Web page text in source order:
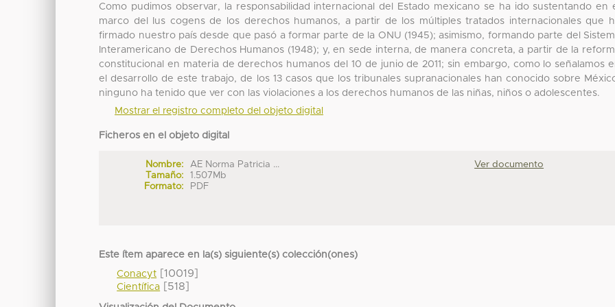
Como pudimos observar, la responsabilidad internacional del Estado mexicano se ha ido sustentando en
marco del Ius cogens de los derechos humanos, a partir de los múltiples tratados internacionales que
firmado nuestro país desde que pasó a formar parte de la ONU (1945); asimismo, formando parte del
Interamericano de Derechos Humanos (1948); y, en sede interna, de manera concreta, a partir de la
constitucional en materia de derechos humanos del 10 de junio de 2011; sin embargo, como lo señalamos
el desarrollo de este trabajo, de los 13 casos que los tribunales supranacionales han conocido sobre
ninguno ha tenido que ver con las violaciones a los derechos humanos de las niñas, niños o adolescentes.
Mostrar el registro completo del objeto digital
Ficheros en el objeto digital
Nombre:
AE Norma Patricia ...
Tamaño:
1.507Mb
Formato:
PDF
Ver documento
Este ítem aparece en la(s) siguiente(s) colección(ones)
Conacyt [10019]
Científica [518]